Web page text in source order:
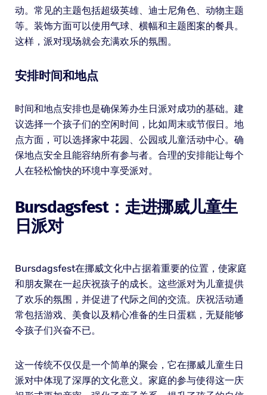
动。常见的主题包括超级英雄、迪士尼角色、动物主题
等。装饰方面可以使用气球、横幅和主题图案的餐具。
这样，派对现场就会充满欢乐的氛围。
安排时间和地点
时间和地点安排也是确保筹办生日派对成功的基础。建
议选择一个孩子们的空闲时间，比如周末或节假日。地
点方面，可以选择家中花园、公园或儿童活动中心。确
保地点安全且能容纳所有参与者。合理的安排能让每个
人在轻松愉快的环境中享受派对。
Bursdagsfest：走进挪威儿童生
日派对
Bursdagsfest在挪威文化中占据着重要的位置，使家庭
和朋友聚在一起庆祝孩子的成长。这些派对为儿童提供
了欢乐的氛围，并促进了代际之间的交流。庆祝活动通
常包括游戏、美食以及精心准备的生日蛋糕，无疑能够
令孩子们兴奋不已。
这一传统不仅仅是一个简单的聚会，它在挪威儿童生日
派对中体现了深厚的文化意义。家庭的参与使得这一庆